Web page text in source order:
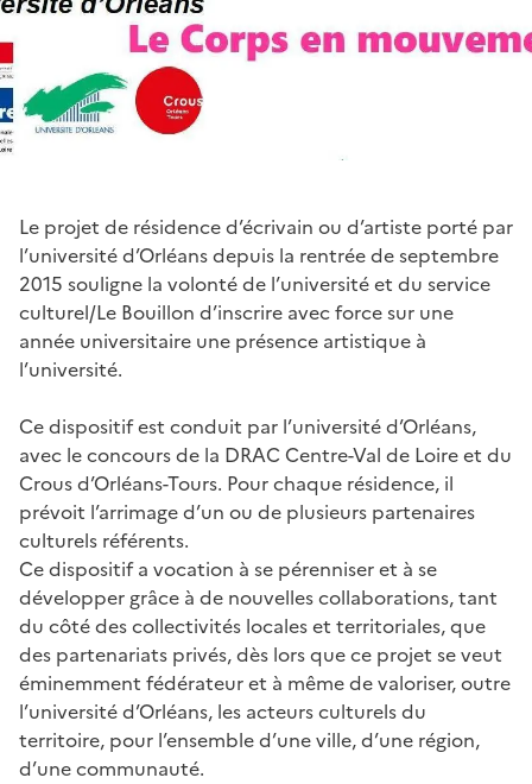
Le projet de résidence d’écrivain ou d’artiste porté par
l’université d’Orléans depuis la rentrée de septembre
2015 souligne la volonté de l’université et du service
culturel/Le Bouillon d’inscrire avec force sur une
année universitaire une présence artistique à
l’université.
Ce dispositif est conduit par l’université d’Orléans,
avec le concours de la DRAC Centre-Val de Loire et du
Crous d’Orléans-Tours. Pour chaque résidence, il
prévoit l’arrimage d’un ou de plusieurs partenaires
culturels référents.
Ce dispositif a vocation à se pérenniser et à se
développer grâce à de nouvelles collaborations, tant
du côté des collectivités locales et territoriales, que
des partenariats privés, dès lors que ce projet se veut
éminemment fédérateur et à même de valoriser, outre
l’université d’Orléans, les acteurs culturels du
territoire, pour l’ensemble d’une ville, d’une région,
d’une communauté.